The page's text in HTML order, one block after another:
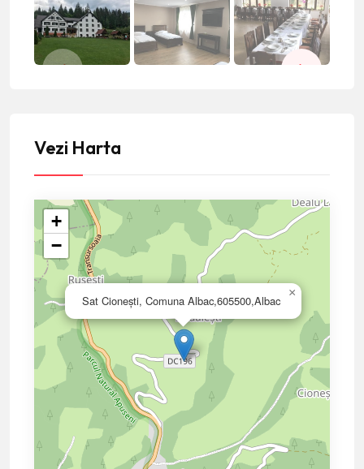
Vezi Harta
Sat Cioneşti, Comuna Albac,605500,Albac
×
+
−